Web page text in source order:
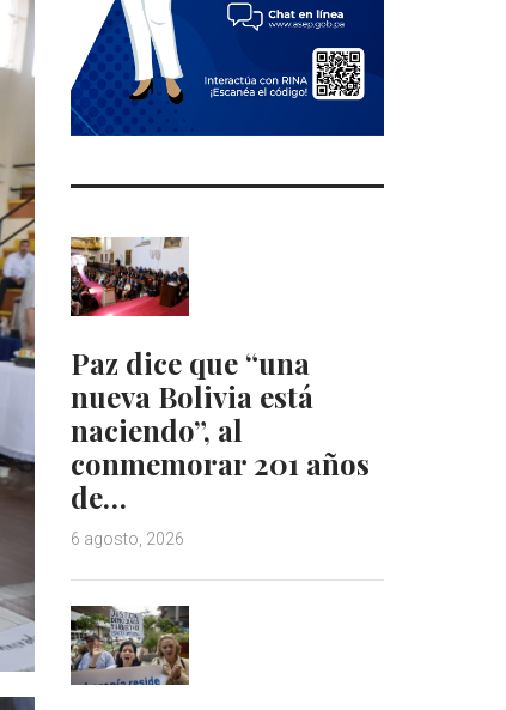
Paz dice que “una
nueva Bolivia está
naciendo”, al
conmemorar 201 años
de…
6 agosto, 2026